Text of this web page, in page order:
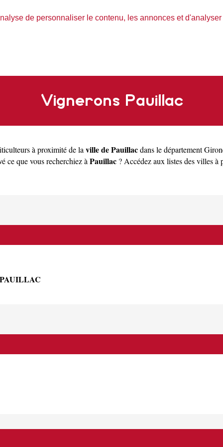
de personnaliser le contenu, les annonces et d'analyser
Vignerons Pauillac
à proximité de la ville de Pauillacdans le département
ce que vous recherchiez à Pauillac ? Accédez aux listes des villes à